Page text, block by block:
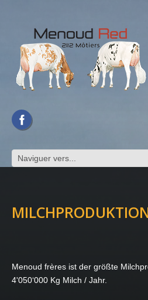
Menoud frères ist der größte
4'050‘000 Kg Milch / Jahr.